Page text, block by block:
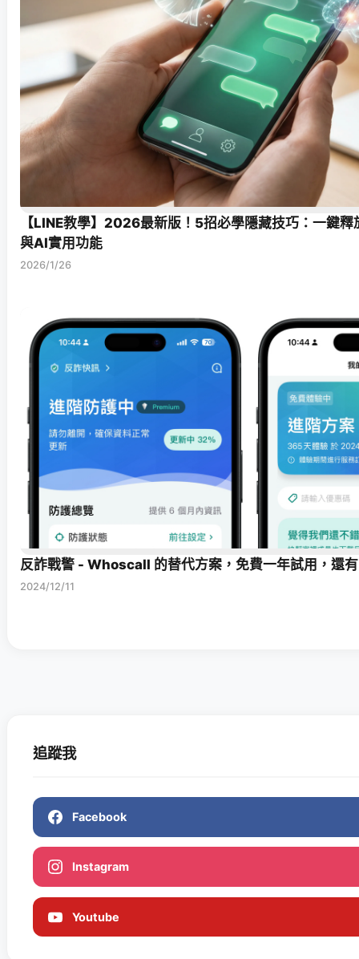
【LINE教學】2026最新版！5招必學隱藏技巧：一鍵
與AI實用功能
2026/1/26
反詐戰警 - Whoscall 的替代方案，免費一年試用，還
2024/12/11
追蹤我
Facebook
Instagram
Youtube